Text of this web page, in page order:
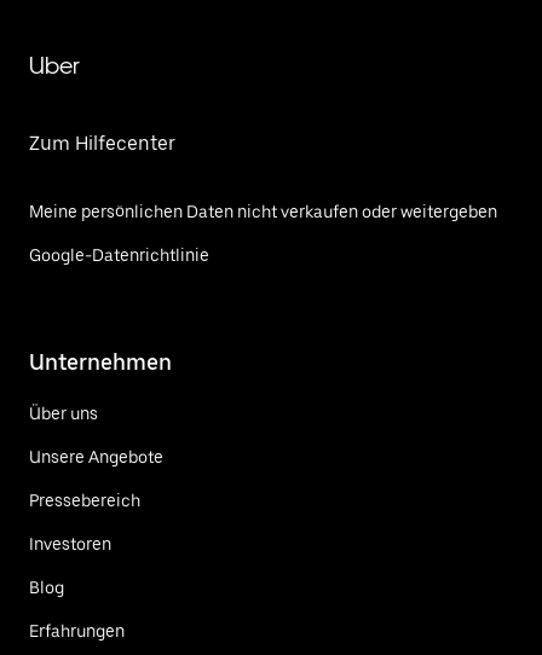
Uber
Zum Hilfecenter
Meine persönlichen Daten nicht verkaufen oder weitergeben
Google-Datenrichtlinie
Unternehmen
Über uns
Unsere Angebote
Pressebereich
Investoren
Blog
Erfahrungen